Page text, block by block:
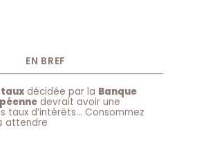
EN BREF
taux décidée par la Banque
devrait avoir une
taux d’intérêts… Consommez
attendre